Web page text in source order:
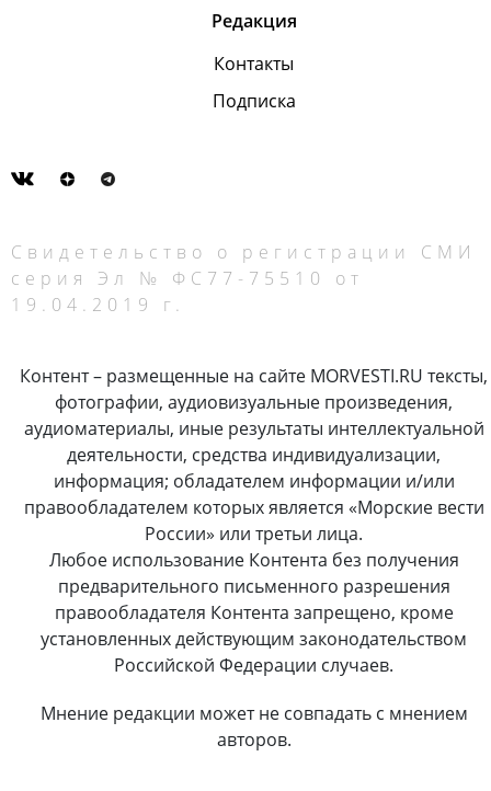
Редакция
Контакты
Подписка
Свидетельство о регистрации СМИ
серия Эл № ФС77-75510 от
19.04.2019 г.
Контент – размещенные на сайте MORVESTI.RU тексты,
фотографии, аудиовизуальные произведения,
аудиоматериалы, иные результаты интеллектуальной
деятельности, средства индивидуализации,
информация; обладателем информации и/или
правообладателем которых является «Морские вести
России» или третьи лица.
Любое использование Контента без получения
предварительного письменного разрешения
правообладателя Контента запрещено, кроме
установленных действующим законодательством
Российской Федерации случаев.
Мнение редакции может не совпадать с мнением
авторов.